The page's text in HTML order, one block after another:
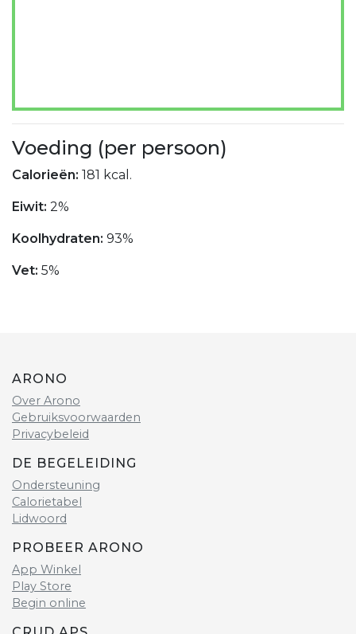
Voeding (per persoon)
Calorieën: 181 kcal.
Eiwit: 2%
Koolhydraten: 93%
Vet: 5%
ARONO
Over Arono
Gebruiksvoorwaarden
Privacybeleid
DE BEGELEIDING
Ondersteuning
Calorietabel
Lidwoord
PROBEER ARONO
App Winkel
Play Store
Begin online